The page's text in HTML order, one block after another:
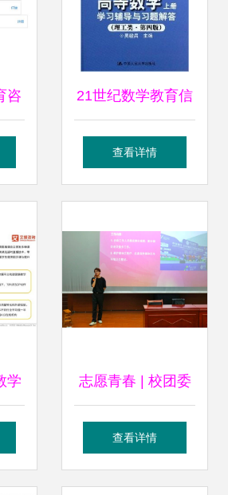
咨
专
21世纪数学教育信
息化精品教材《高
咨询
查看详情
学 志愿青春 | 校团委
举行2025长城汽车
查看详情